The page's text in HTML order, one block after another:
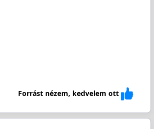
Forrást nézem, kedvelem ott